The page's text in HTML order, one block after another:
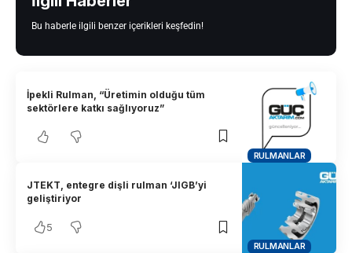
Bu haberle ilgili benzer içerikleri keşfedin!
RULMANLAR
İpekli Rulman, “Üretimin olduğu tüm
sektörlere katkı sağlıyoruz”
RULMANLAR
JTEKT, entegre dişli rulman ‘JIGB’yi
geliştiriyor
5